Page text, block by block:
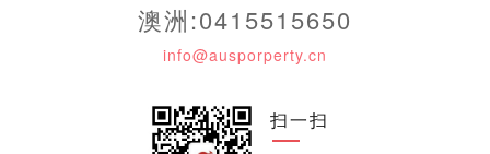
澳洲:0415515650
info@ausporperty.cn
扫一扫